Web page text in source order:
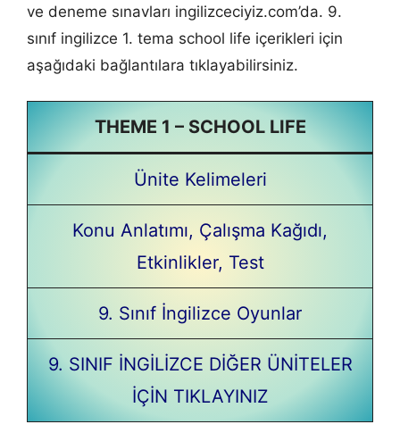
ve deneme sınavları ingilizceciyiz.com’da. 9.
sınıf ingilizce 1. tema school life içerikleri için
aşağıdaki bağlantılara tıklayabilirsiniz.
THEME 1 – SCHOOL LIFE
Ünite Kelimeleri
Konu Anlatımı, Çalışma Kağıdı,
Etkinlikler, Test
9. Sınıf İngilizce Oyunlar
9. SINIF İNGİLİZCE DİĞER ÜNİTELER
İÇİN TIKLAYINIZ